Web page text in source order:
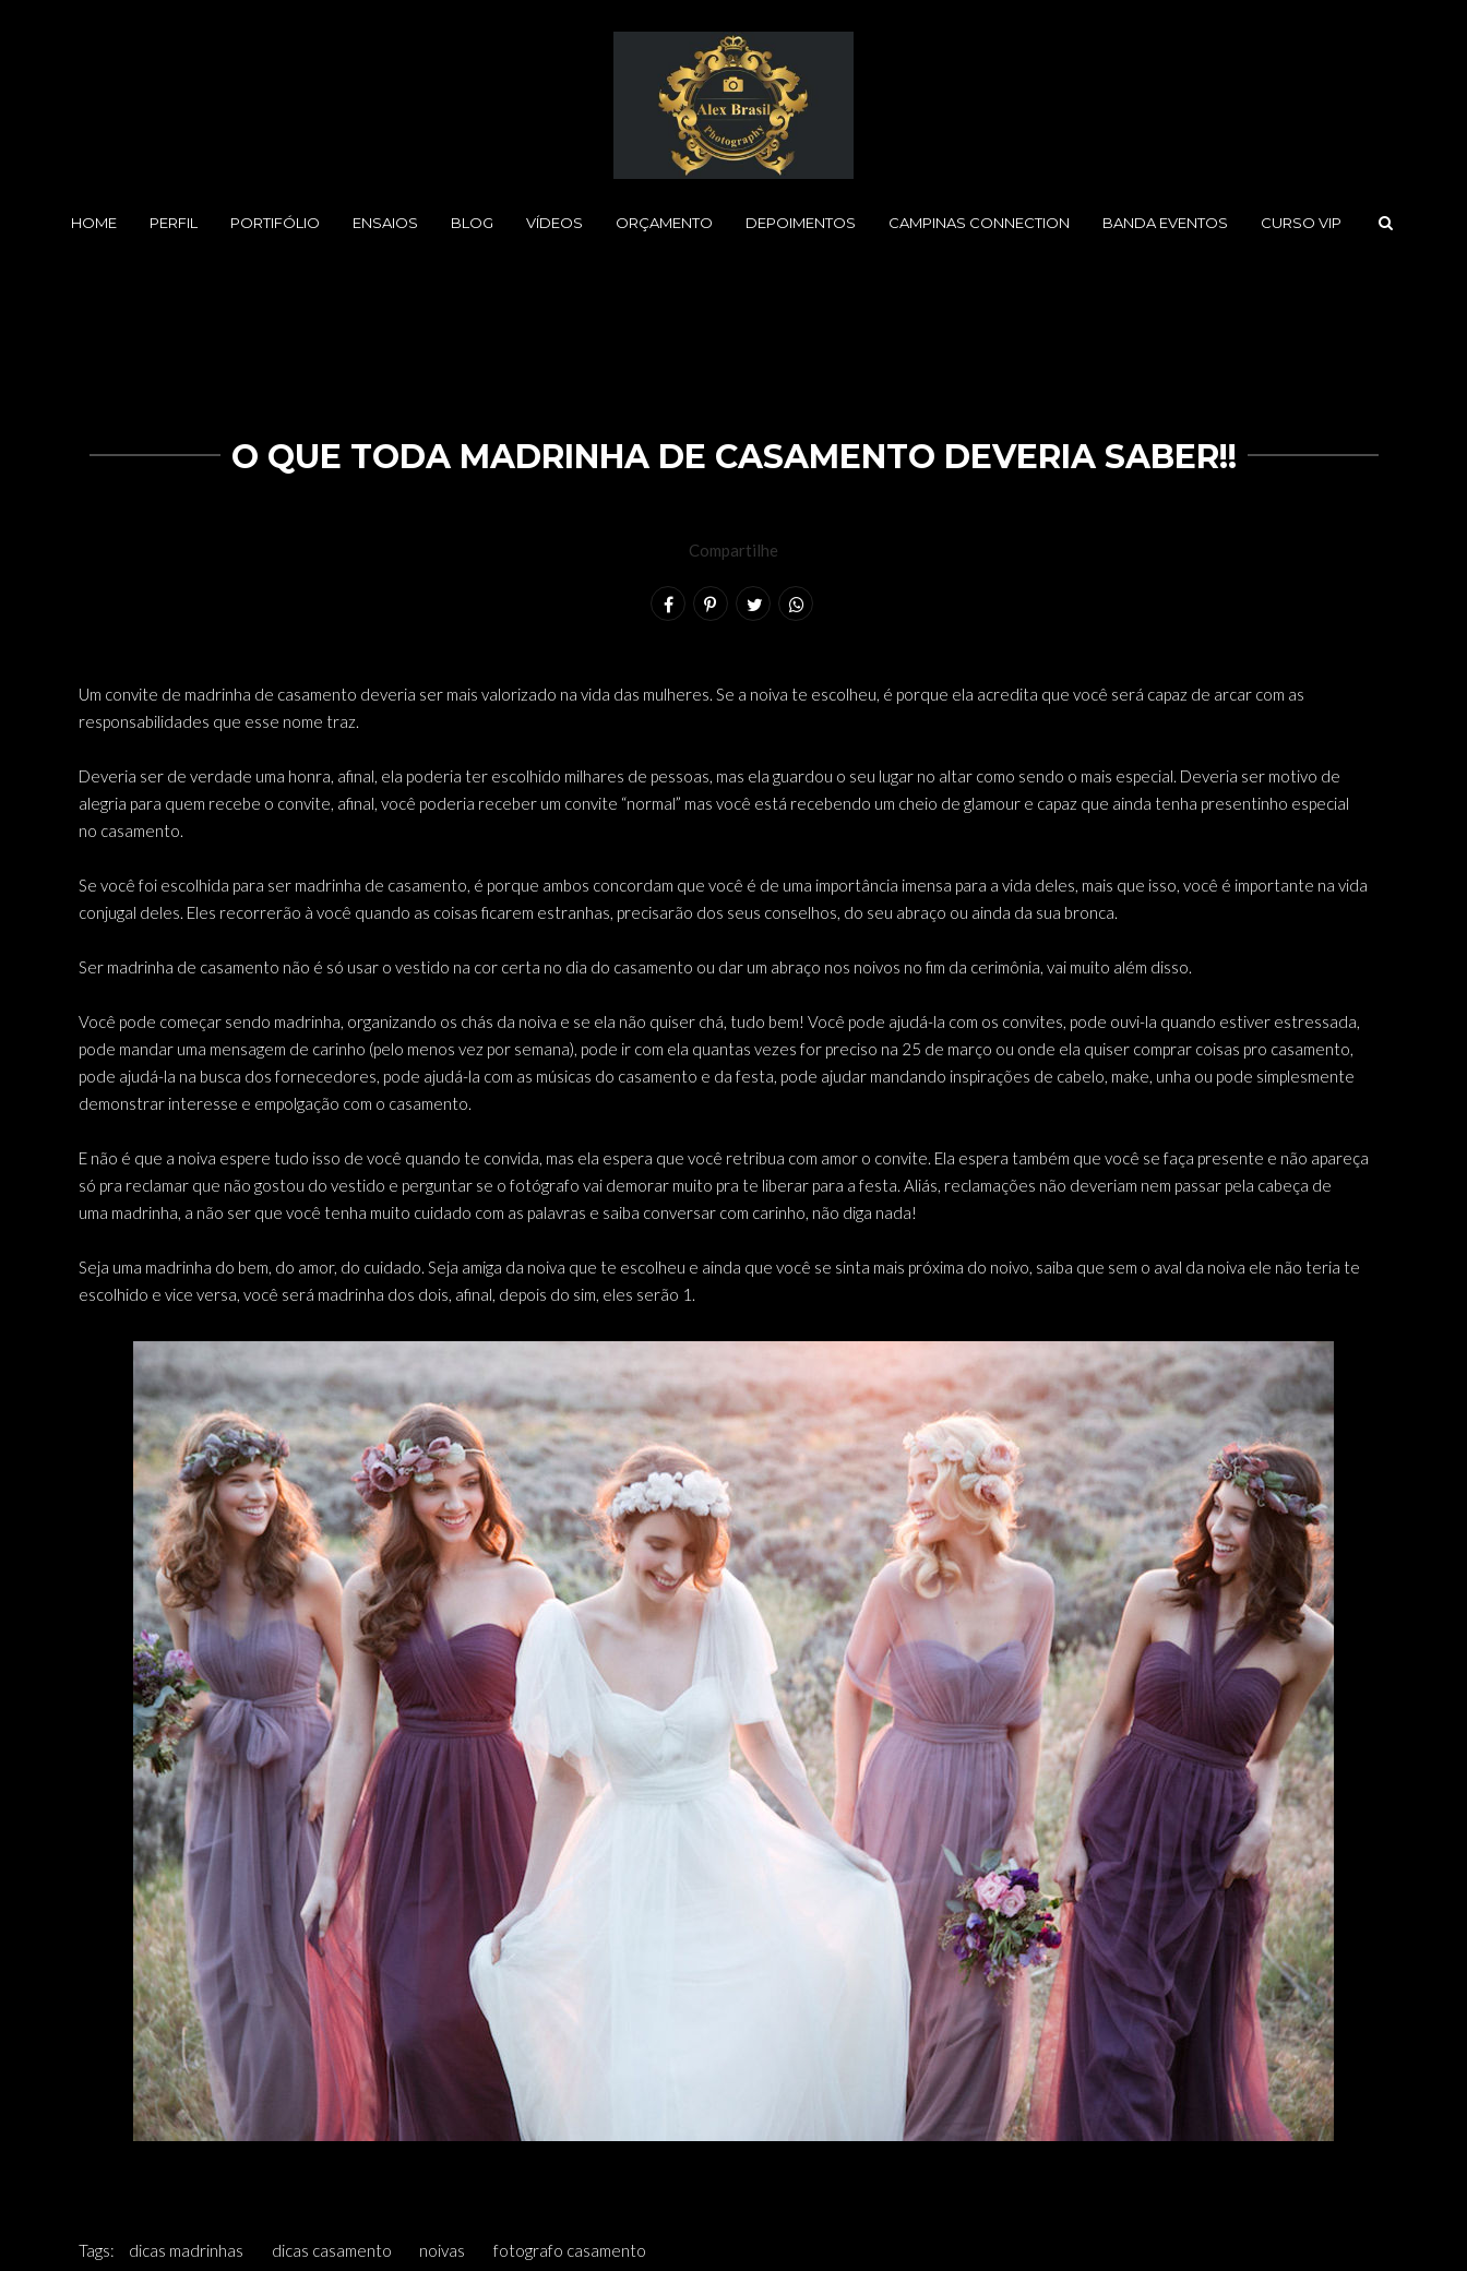
HOME PERFIL PORTIFÓLIO ENSAIOS BLOG VÍDEOS ORÇAMENTO DEPOIMENTOS CAMPINAS CONNECTION BANDA EVENTOS CURSO VIP
O QUE TODA MADRINHA DE CASAMENTO DEVERIA SABER!!
Compartilhe
Um convite de madrinha de casamento deveria ser mais valorizado na vida das mulheres. Se a noiva te escolheu, é porque ela acredita que você será capaz de arcar com as
responsabilidades que esse nome traz.
Deveria ser de verdade uma honra, afinal, ela poderia ter escolhido milhares de pessoas, mas ela guardou o seu lugar no altar como sendo o mais especial. Deveria ser motivo de
alegria para quem recebe o convite, afinal, você poderia receber um convite “normal” mas você está recebendo um cheio de glamour e capaz que ainda tenha presentinho especial
no casamento.
Se você foi escolhida para ser madrinha de casamento, é porque ambos concordam que você é de uma importância imensa para a vida deles, mais que isso, você é importante na vida
conjugal deles. Eles recorrerão à você quando as coisas ficarem estranhas, precisarão dos seus conselhos, do seu abraço ou ainda da sua bronca.
Ser madrinha de casamento não é só usar o vestido na cor certa no dia do casamento ou dar um abraço nos noivos no fim da cerimônia, vai muito além disso.
Você pode começar sendo madrinha, organizando os chás da noiva e se ela não quiser chá, tudo bem! Você pode ajudá-la com os convites, pode ouvi-la quando estiver estressada,
pode mandar uma mensagem de carinho (pelo menos vez por semana), pode ir com ela quantas vezes for preciso na 25 de março ou onde ela quiser comprar coisas pro casamento,
pode ajudá-la na busca dos fornecedores, pode ajudá-la com as músicas do casamento e da festa, pode ajudar mandando inspirações de cabelo, make, unha ou pode simplesmente
demonstrar interesse e empolgação com o casamento.
E não é que a noiva espere tudo isso de você quando te convida, mas ela espera que você retribua com amor o convite. Ela espera também que você se faça presente e não apareça
só pra reclamar que não gostou do vestido e perguntar se o fotógrafo vai demorar muito pra te liberar para a festa. Aliás, reclamações não deveriam nem passar pela cabeça de
uma madrinha, a não ser que você tenha muito cuidado com as palavras e saiba conversar com carinho, não diga nada!
Seja uma madrinha do bem, do amor, do cuidado. Seja amiga da noiva que te escolheu e ainda que você se sinta mais próxima do noivo, saiba que sem o aval da noiva ele não teria te
escolhido e vice versa, você será madrinha dos dois, afinal, depois do sim, eles serão 1.
Tags: dicas madrinhas dicas casamento noivas fotografo casamento